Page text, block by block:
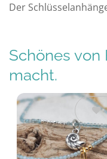
Der
Schönes von
macht.
Auf die